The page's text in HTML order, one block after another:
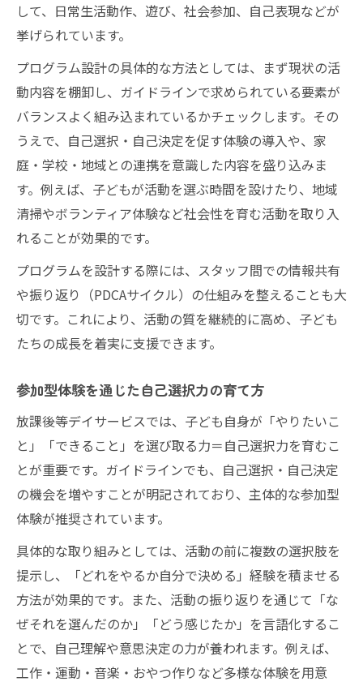
して、日常生活動作、遊び、社会参加、自己表現などが
挙げられています。
プログラム設計の具体的な方法としては、まず現状の活
動内容を棚卸し、ガイドラインで求められている要素が
バランスよく組み込まれているかチェックします。その
うえで、自己選択・自己決定を促す体験の導入や、家
庭・学校・地域との連携を意識した内容を盛り込みま
す。例えば、子どもが活動を選ぶ時間を設けたり、地域
清掃やボランティア体験など社会性を育む活動を取り入
れることが効果的です。
プログラムを設計する際には、スタッフ間での情報共有
や振り返り（PDCAサイクル）の仕組みを整えることも大
切です。これにより、活動の質を継続的に高め、子ども
たちの成長を着実に支援できます。
参加型体験を通じた自己選択力の育て方
放課後等デイサービスでは、子ども自身が「やりたいこ
と」「できること」を選び取る力＝自己選択力を育むこ
とが重要です。ガイドラインでも、自己選択・自己決定
の機会を増やすことが明記されており、主体的な参加型
体験が推奨されています。
具体的な取り組みとしては、活動の前に複数の選択肢を
提示し、「どれをやるか自分で決める」経験を積ませる
方法が効果的です。また、活動の振り返りを通じて「な
ぜそれを選んだのか」「どう感じたか」を言語化するこ
とで、自己理解や意思決定の力が養われます。例えば、
工作・運動・音楽・おやつ作りなど多様な体験を用意